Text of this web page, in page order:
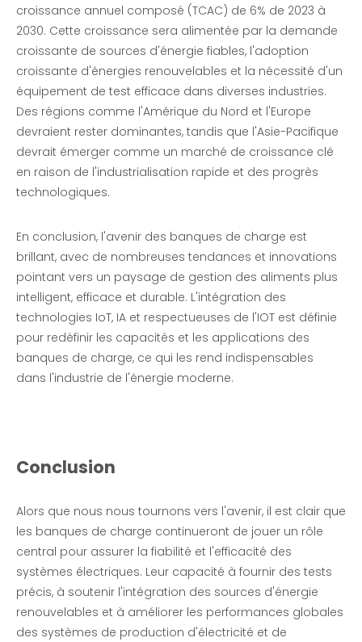
croissance annuel composé (TCAC) de 6% de 2023 à
2030. Cette croissance sera alimentée par la demande
croissante de sources d'énergie fiables, l'adoption
croissante d'énergies renouvelables et la nécessité d'un
équipement de test efficace dans diverses industries.
Des régions comme l'Amérique du Nord et l'Europe
devraient rester dominantes, tandis que l'Asie-Pacifique
devrait émerger comme un marché de croissance clé
en raison de l'industrialisation rapide et des progrès
technologiques.
En conclusion, l'avenir des banques de charge est
brillant, avec de nombreuses tendances et innovations
pointant vers un paysage de gestion des aliments plus
intelligent, efficace et durable. L'intégration des
technologies IoT, IA et respectueuses de l'IOT est définie
pour redéfinir les capacités et les applications des
banques de charge, ce qui les rend indispensables
dans l'industrie de l'énergie moderne.
Conclusion
Alors que nous nous tournons vers l'avenir, il est clair que
les banques de charge continueront de jouer un rôle
central pour assurer la fiabilité et l'efficacité des
systèmes électriques. Leur capacité à fournir des tests
précis, à soutenir l'intégration des sources d'énergie
renouvelables et à améliorer les performances globales
des systèmes de production d'électricité et de